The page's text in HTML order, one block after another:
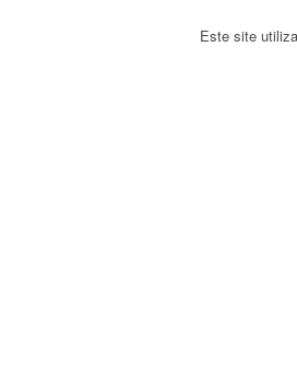
Este site